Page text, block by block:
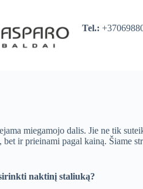
Tel.:
miegamojo dalis. Jie ne tik
ir prieinami pagal kainą. Šiame
naktinį staliuką?